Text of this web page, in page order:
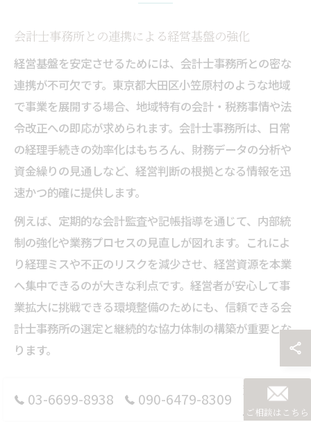
会計士事務所との連携による経営基盤の強化
経営基盤を安定させるためには、会計士事務所との密な
連携が不可欠です。東京都大田区小笠原村のような地域
で事業を展開する場合、地域特有の会計・税務事情や法
令改正への即応が求められます。会計士事務所は、日常
の経理手続きの効率化はもちろん、財務データの分析や
資金繰りの見通しなど、経営判断の根拠となる情報を迅
速かつ的確に提供します。
例えば、定期的な会計監査や記帳指導を通じて、内部統
制の強化や業務プロセスの見直しが図れます。これによ
り経理ミスや不正のリスクを減少させ、経営資源を本業
へ集中できるのが大きな利点です。経営者が安心して事
業拡大に挑戦できる環境整備のためにも、信頼できる会
計士事務所の選定と継続的な協力体制の構築が重要とな
ります。
会計士が支える経営安定化のための実践ノウハウ
会計士が持つ実践的ノウハウは、経営安定化に大きく寄
03-6699-8938 090-6479-8309
ご相談はこちら